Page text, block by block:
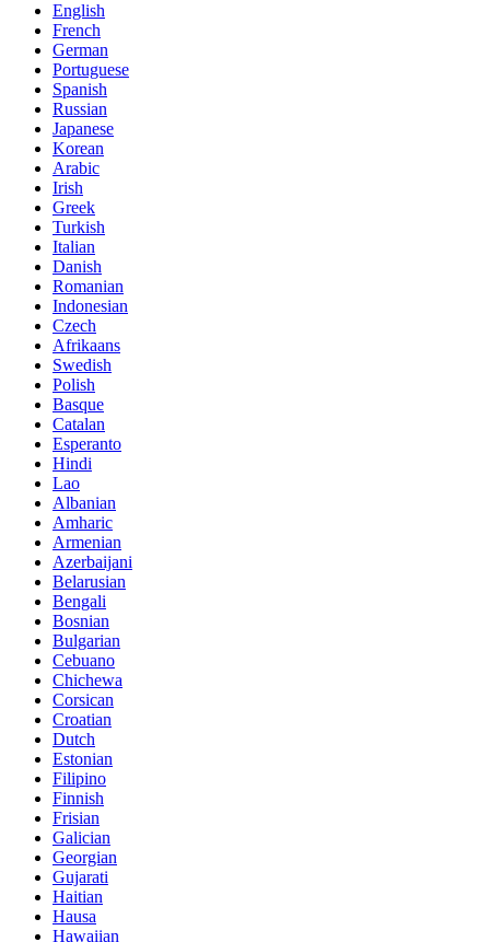
English
French
German
Portuguese
Spanish
Russian
Japanese
Korean
Arabic
Irish
Greek
Turkish
Italian
Danish
Romanian
Indonesian
Czech
Afrikaans
Swedish
Polish
Basque
Catalan
Esperanto
Hindi
Lao
Albanian
Amharic
Armenian
Azerbaijani
Belarusian
Bengali
Bosnian
Bulgarian
Cebuano
Chichewa
Corsican
Croatian
Dutch
Estonian
Filipino
Finnish
Frisian
Galician
Georgian
Gujarati
Haitian
Hausa
Hawaiian